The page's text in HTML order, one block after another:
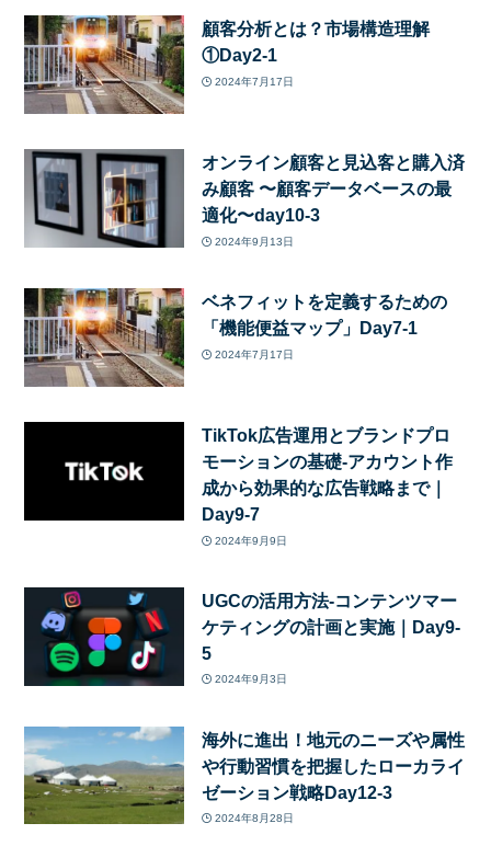
顧客分析とは？市場構造理解
①Day2-1
2024年7月17日
オンライン顧客と見込客と購入済
み顧客 〜顧客データベースの最
適化〜day10-3
2024年9月13日
ベネフィットを定義するための
「機能便益マップ」Day7-1
2024年7月17日
TikTok広告運用とブランドプロ
モーションの基礎-アカウント作
成から効果的な広告戦略まで｜
Day9-7
2024年9月9日
UGCの活用方法-コンテンツマー
ケティングの計画と実施｜Day9-
5
2024年9月3日
海外に進出！地元のニーズや属性
や行動習慣を把握したローカライ
ゼーション戦略Day12-3
2024年8月28日